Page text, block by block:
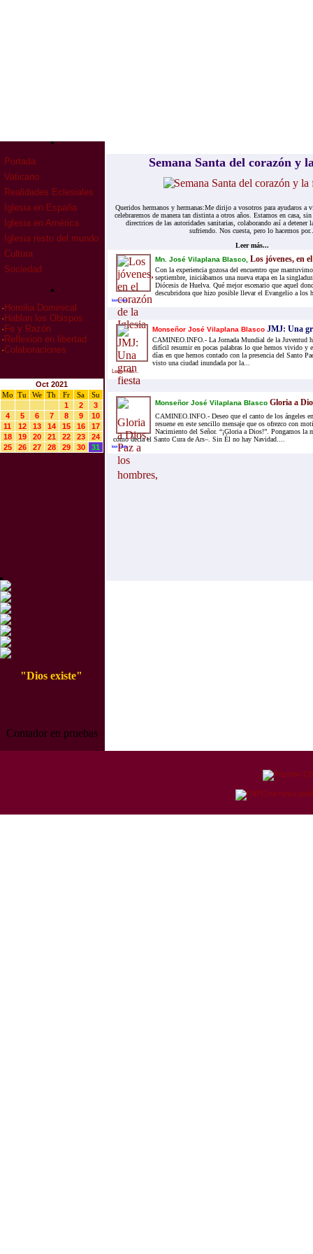
Portada
Vaticano
Realidades Eclesiales
Iglesia en España
Iglesia en América
Iglesia resto del mundo
Cultura
Sociedad
· Homilia Dominical
· Hablan los Obispos
· Fe y Razón
· Reflexion en libertad
·Colaboraciones
Oct 2021
Mo
Tu We Th Fr Sa
Su
1
2
3
4
5 6 7 8 9
10
11
12 13 14 15 16
17
18
19 20 21 22 23
24
25
26 27 28 29 30 31
"Dios existe"
Contador en pruebas
Semana Santa del corazón y
Queridos hermanos y hermanas:Me dirijo a vosotros para ayudaros a
celebraremos de manera tan distinta a otros años. Estamos en casa,
directrices de las autoridades sanitarias, colaborando así a detener
sufriendo. Nos cuesta, pero lo hacemos
Leer más...
Mn. José Vilaplana Blasco, Los jóvenes, en
Con la experiencia gozosa del encuentro que
septiembre, iniciábamos una nueva etapa en la
Diócesis de Huelva. Qué mejor escenario que aquel
descubridora que hizo posible llevar el Evangelio a los
leer mas...
Monseñor José Vilaplana Blasco JMJ: Una
CAMINEO.INFO.- La Jornada Mundial de la Juventud
difícil resumir en pocas palabras lo que hemos vivido y
días en que hemos contado con la presencia del Santo
visto una ciudad inundada por la...
Leer mas...
Monseñor José Vilaplana Blasco Gloria a
CAMINEO.INFO.- Deseo que el canto de los ángeles
resuene en este sencillo mensaje que os ofrezco con
Nacimiento del Señor. “¡Gloria a Dios!”. Pongamos la
como decía el Santo Cura de Ars–. Sin Él no hay Navidad....
leer mas...